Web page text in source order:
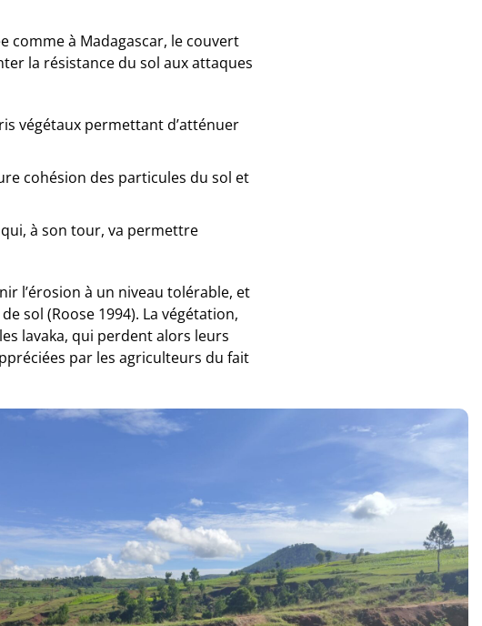
comme à Madagascar, le couvert
la résistance du sol aux attaques
végétaux permettant d’atténuer
cohésion des particules du sol et
à son tour, va permettre
l’érosion à un niveau tolérable, et
sol (Roose 1994). La végétation,
lavaka, qui perdent alors leurs
par les agriculteurs du fait